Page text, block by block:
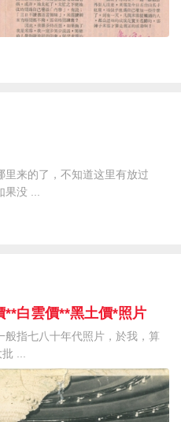
里来的了，不知道这里有放过
没 ...
白雲價**黑土價*照片
指七八十年代照片，於我，算
...